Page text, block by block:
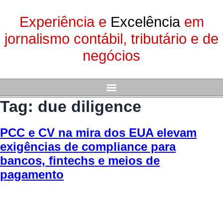
Experiência e Excelência em
jornalismo contábil, tributário e de
negócios
Tag: due diligence
PCC e CV na mira dos EUA elevam
exigências de compliance para
bancos, fintechs e meios de
pagamento